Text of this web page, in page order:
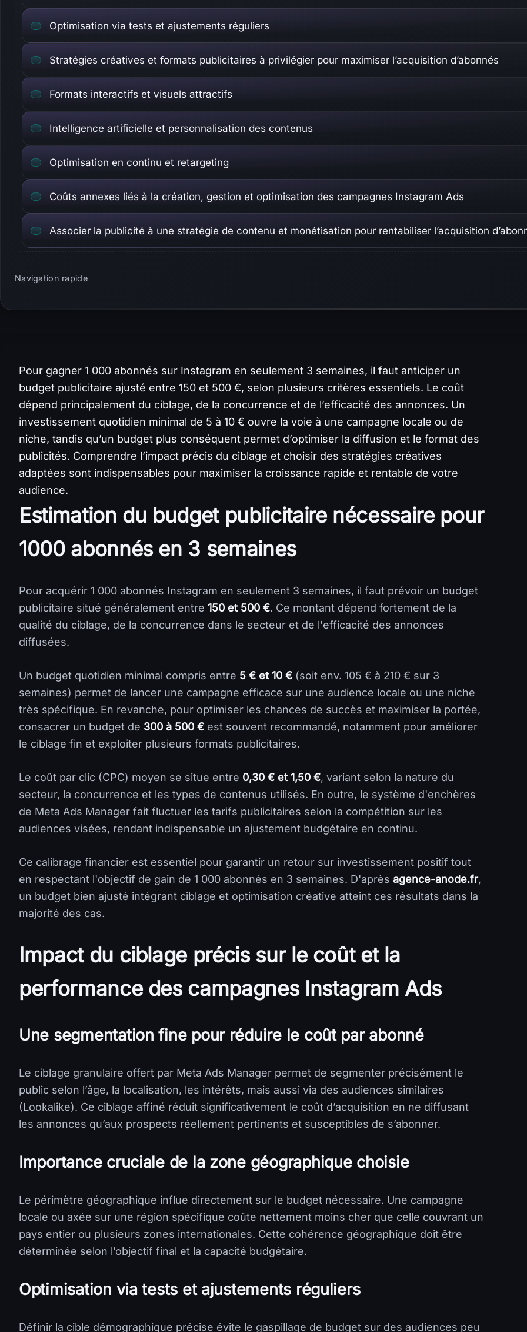
Optimisation via tests et ajustements réguliers
Stratégies créatives et formats publicitaires à privilégier pour maximiser l’acquisition d’abonnés
Formats interactifs et visuels attractifs
Intelligence artificielle et personnalisation des contenus
Optimisation en continu et retargeting
Coûts annexes liés à la création, gestion et optimisation des campagnes Instagram Ads
Associer la publicité à une stratégie de contenu et monétisation pour rentabiliser l’acquisition
Navigation rapide
Pour gagner 1 000 abonnés sur Instagram en seulement 3 semaines, il faut anticiper un
budget publicitaire ajusté entre 150 et 500 €, selon plusieurs critères essentiels. Le coût
dépend principalement du ciblage, de la concurrence et de l’efficacité des annonces. Un
investissement quotidien minimal de 5 à 10 € ouvre la voie à une campagne locale ou de
niche, tandis qu’un budget plus conséquent permet d’optimiser la diffusion et le format des
publicités. Comprendre l’impact précis du ciblage et choisir des stratégies créatives
adaptées sont indispensables pour maximiser la croissance rapide et rentable de votre
audience.
Estimation du budget publicitaire nécessaire pour
1000 abonnés en 3 semaines
Pour acquérir 1 000 abonnés Instagram en seulement 3 semaines, il faut prévoir un budget
publicitaire situé généralement entre 150 et 500 €. Ce montant dépend fortement de la
qualité du ciblage, de la concurrence dans le secteur et de l'efficacité des annonces
diffusées.
Un budget quotidien minimal compris entre 5 € et 10 € (soit env. 105 € à 210 € sur 3
semaines) permet de lancer une campagne efficace sur une audience locale ou une niche
très spécifique. En revanche, pour optimiser les chances de succès et maximiser la portée,
consacrer un budget de 300 à 500 € est souvent recommandé, notamment pour améliorer
le ciblage fin et exploiter plusieurs formats publicitaires.
Le coût par clic (CPC) moyen se situe entre 0,30 € et 1,50 €, variant selon la nature du
secteur, la concurrence et les types de contenus utilisés. En outre, le système d'enchères
de Meta Ads Manager fait fluctuer les tarifs publicitaires selon la compétition sur les
audiences visées, rendant indispensable un ajustement budgétaire en continu.
Ce calibrage financier est essentiel pour garantir un retour sur investissement positif tout
en respectant l'objectif de gain de 1 000 abonnés en 3 semaines. D'après agence-anode.fr,
un budget bien ajusté intégrant ciblage et optimisation créative atteint ces résultats dans la
majorité des cas.
Impact du ciblage précis sur le coût et la
performance des campagnes Instagram Ads
Une segmentation fine pour réduire le coût par abonné
Le ciblage granulaire offert par Meta Ads Manager permet de segmenter précisément le
public selon l’âge, la localisation, les intérêts, mais aussi via des audiences similaires
(Lookalike). Ce ciblage affiné réduit significativement le coût d’acquisition en ne diffusant
les annonces qu’aux prospects réellement pertinents et susceptibles de s’abonner.
Importance cruciale de la zone géographique choisie
Le périmètre géographique influe directement sur le budget nécessaire. Une campagne
locale ou axée sur une région spécifique coûte nettement moins cher que celle couvrant un
pays entier ou plusieurs zones internationales. Cette cohérence géographique doit être
déterminée selon l’objectif final et la capacité budgétaire.
Optimisation via tests et ajustements réguliers
Définir la cible démographique précise évite le gaspillage de budget sur des audiences peu